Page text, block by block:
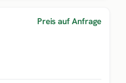
Preis auf Anfrage